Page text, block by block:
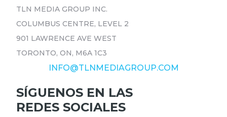
NOTICIAS
COMUNICADOS
CARRERAS
POLÍTICA DE PRIVACIDAD
ACCESIBILIDAD
TLN MEDIA GROUP INC.
COLUMBUS CENTRE, LEVEL 2
901 LAWRENCE AVE WEST
TORONTO, ON, M6A 1C3
INFO@TLNMEDIAGROUP.COM
SÍGUENOS EN LAS
REDES SOCIALES